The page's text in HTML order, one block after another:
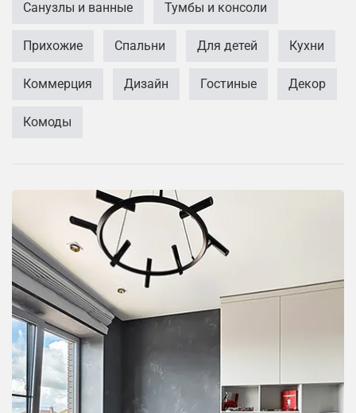
Санузлы и ванные Тумбы и консоли
Прихожие Спальни Для детей Кухни
Коммерция Дизайн Гостиные Декор
Комоды